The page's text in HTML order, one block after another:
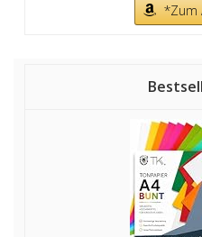
*Zum